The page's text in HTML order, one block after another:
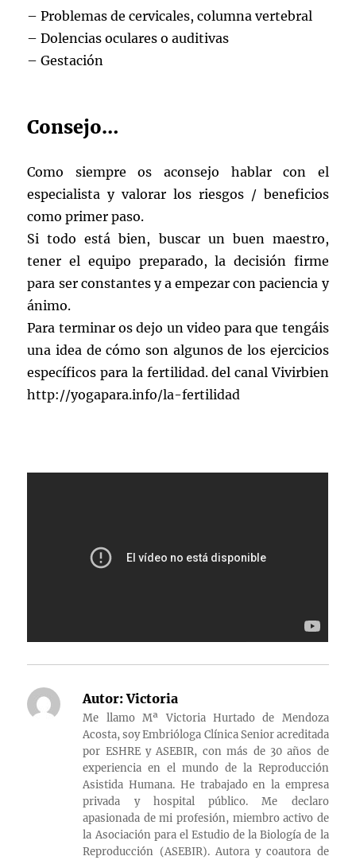
– Problemas de cervicales, columna vertebral
– Dolencias oculares o auditivas
– Gestación
Consejo…
Como siempre os aconsejo hablar con el
especialista y valorar los riesgos / beneficios
como primer paso.
Si todo está bien, buscar un buen maestro,
tener el equipo preparado, la decisión firme
para ser constantes y a empezar con paciencia y
ánimo.
Para terminar os dejo un video para que tengáis
una idea de cómo son algunos de los ejercicios
específicos para la fertilidad. del canal Vivirbien
http://yogapara.info/la-fertilidad
Autor:Victoria
Me llamo Mª Victoria Hurtado de Mendoza
Acosta, soy Embrióloga Clínica Senior acreditada
por ESHRE y ASEBIR, con más de 30 años de
experiencia en el mundo de la Reproducción
Asistida Humana. He trabajado en la empresa
privada y hospital público. Me declaro
apasionada de mi profesión, miembro activo de
la Asociación para el Estudio de la Biología de la
Reproducción (ASEBIR). Autora y coautora de